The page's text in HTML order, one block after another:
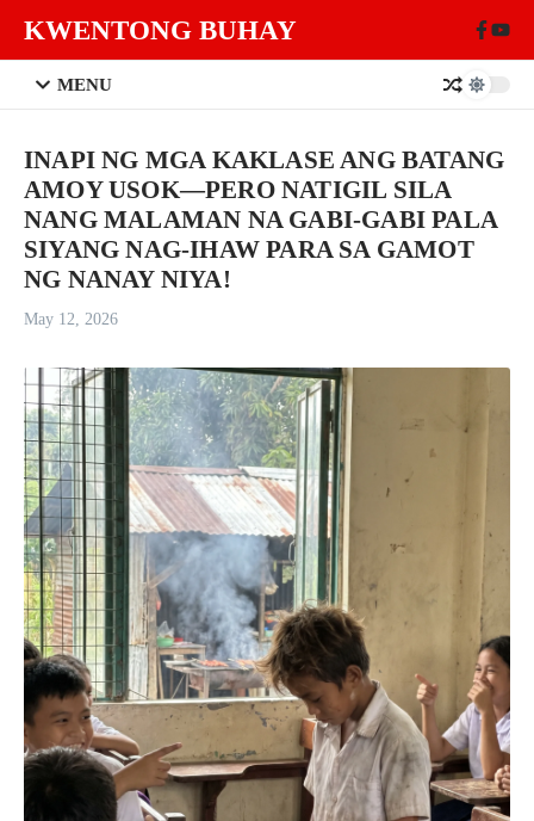
KWENTONG BUHAY
MENU
INAPI NG MGA KAKLASE ANG BATANG
AMOY USOK—PERO NATIGIL SILA
NANG MALAMAN NA GABI-GABI PALA
SIYANG NAG-IHAW PARA SA GAMOT
NG NANAY NIYA!
May 12, 2026